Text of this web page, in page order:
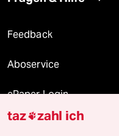
Feedback
Aboservice
ePaper Login
Downloads für
taz zahl ich